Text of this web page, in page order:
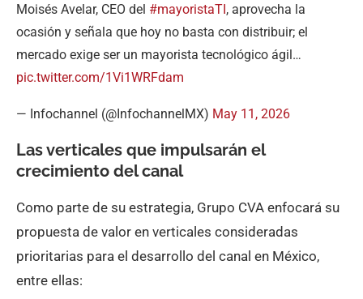
Moisés Avelar, CEO del #mayoristaTI, aprovecha la
ocasión y señala que hoy no basta con distribuir; el
mercado exige ser un mayorista tecnológico ágil…
pic.twitter.com/1Vi1WRFdam
— Infochannel (@InfochannelMX) May 11, 2026
Las verticales que impulsarán el
crecimiento del canal
Como parte de su estrategia, Grupo CVA enfocará su
propuesta de valor en verticales consideradas
prioritarias para el desarrollo del canal en México,
entre ellas: